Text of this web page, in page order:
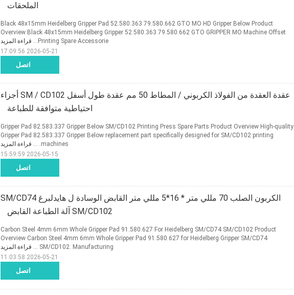
الملحقات
اتصل
Black 48x15mm Heidelberg Gripper Pad 52.580.363 79.580.662 GTO MO HD Gripper Below Product
Overview Black 48x15mm Heidelberg Gripper 52.580.363 79.580.662 GTO GRIPPER MO Machine Offset
Printing Spare Accessorie...
قراءة المزيد
2026-05-21 17:09:56
عقدة العقدة من الفولاذ الكربوني / المطاط 50 مم عقدة طول أسفل SM / CD102 أجزاء
احتياطية متوافقة للطباعة
اتصل
Gripper Pad 82.583.337 Gripper Below SM/CD102 Printing Press Spare Parts Product Overview High-quality
Gripper Pad 82.583.337 Gripper Below replacement part specifically designed for SM/CD102 printing
machines. ...
قراءة المزيد
2026-05-15 15:59:59
الكربون الصلب 70 مللي متر * 16*5 مللي متر القابض الوسادة ل هايدلبرغ SM/CD74
SM/CD102 آلة الطباعة القابض
اتصل
Carbon Steel 4mm 6mm Whole Gripper Pad 91.580.627 For Heidelberg SM/CD74 SM/CD102 Product
Overview Carbon Steel 4mm 6mm Whole Gripper Pad 91.580.627 for Heidelberg Gripper SM/CD74
SM/CD102. Manufacturing ...
قراءة المزيد
2026-05-21 11:03:58